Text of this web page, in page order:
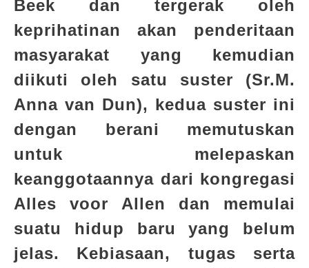
Beek dan tergerak oleh
keprihatinan akan penderitaan
masyarakat yang kemudian
diikuti oleh satu suster (Sr.M.
Anna van Dun), kedua suster ini
dengan berani memutuskan
untuk melepaskan
keanggotaannya dari kongregasi
Alles voor Allen dan memulai
suatu hidup baru yang belum
jelas. Kebiasaan, tugas serta